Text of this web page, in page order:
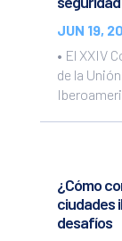
JUN 19,
• El XXIV
de la
¿Cómo
ciudades
desafíos